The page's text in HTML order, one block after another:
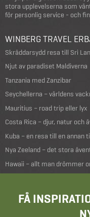
stora upplevelserna som
för personlig service - och
WINBERG TRAVEL
Skräddarsydd resa till Sri
Njut av paradiset Maldiverna
Tanzania med Zanzibar
Seychellerna – världens
Mauritius – road trip eller lyx
Costa Rica – djur, natur och
Kuba – en resa till en annan
Nya Zeeland – det stora
Hawaii – allt man drömmer
FÅ